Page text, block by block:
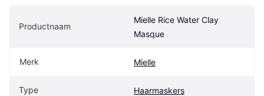
Productnaam
Mielle Rice Water Clay
Masque
Merk Mielle
Type Haarmaskers